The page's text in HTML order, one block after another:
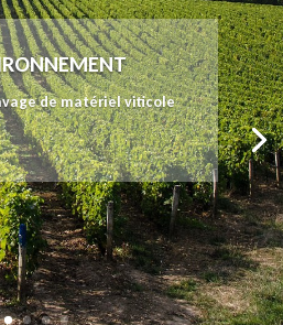
de matériel viticole